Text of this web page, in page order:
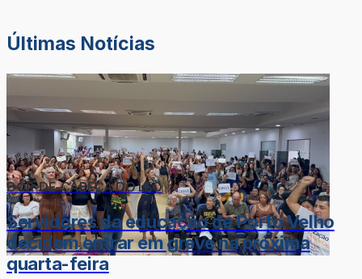
Últimas Notícias
DOR-DE-CABEÇA DO LÉO
Servidores da educação de Porto Velho
decidem entrar em greve na próxima
quarta-feira